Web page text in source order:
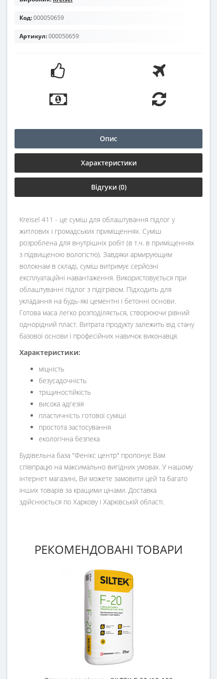
Код:000050659
Артикул:000050659
Опис
Характеристики
Відгуки (0)
Kreisel 411 - це суміш для облаштування підлог у
житлових і громадських приміщеннях. Суміш
розроблена для внутрішніх робіт (в т.ч. в приміщеннях
з підвищеною вологістю). Завдяки армирующим
волокнам в складі, суміш витримує серйозні
експлуатаційні навантаження. Використовується при
облаштуванні підлог з підігрівом. Підходить для
укладання на будь-які цементні і бетонні основи.
Готова маса легко розподіляється, створюючи рівний
однорідний пласт. Витрата продукту залежить від стану
базової основи і професійних навичок виконавця.
Характеристики:
міцність
безусадочність
тріщиностійкість
висока адгезія
пластичність готової суміші
простота застосування
екологічна безпека
Будівельна база "Фенікс центр" пропонує Вам
співпрацю на максимально вигідних умовах. У нашому
інтернет магазині, Ви можете замовити цей та багато
інших товарів за кращими цінами. Доставка
здійснюється по Харкову і Харківській області.
РЕКОМЕНДОВАНІ ТОВАРИ